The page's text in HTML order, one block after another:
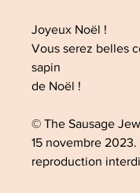
Joyeux Noël !
Vous serez belles
sapin
de Noël !
© The Sausage
15 novembre
reproduction